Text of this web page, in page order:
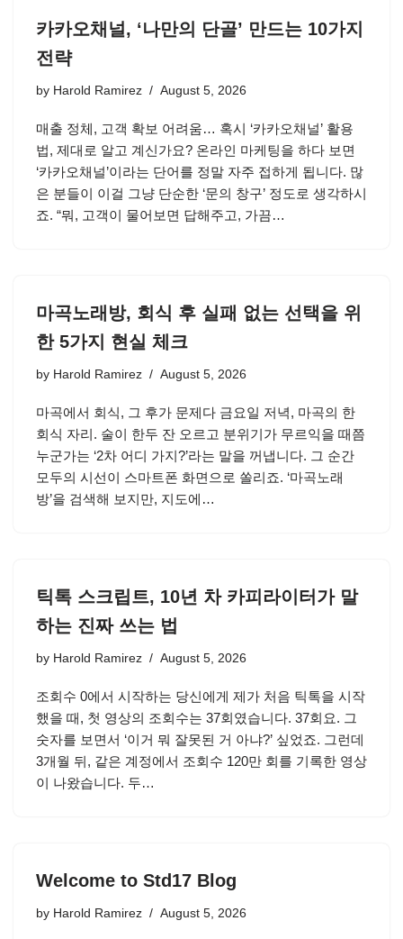
카카오채널, ‘나만의 단골’ 만드는 10가지
전략
by Harold Ramirez August 5, 2026
매출 정체, 고객 확보 어려움… 혹시 ‘카카오채널’ 활용
법, 제대로 알고 계신가요? 온라인 마케팅을 하다 보면
‘카카오채널’이라는 단어를 정말 자주 접하게 됩니다. 많
은 분들이 이걸 그냥 단순한 ‘문의 창구’ 정도로 생각하시
죠. “뭐, 고객이 물어보면 답해주고, 가끔…
마곡노래방, 회식 후 실패 없는 선택을 위
한 5가지 현실 체크
by Harold Ramirez August 5, 2026
마곡에서 회식, 그 후가 문제다 금요일 저녁, 마곡의 한
회식 자리. 술이 한두 잔 오르고 분위기가 무르익을 때쯤
누군가는 ‘2차 어디 가지?’라는 말을 꺼냅니다. 그 순간
모두의 시선이 스마트폰 화면으로 쏠리죠. ‘마곡노래
방’을 검색해 보지만, 지도에…
틱톡 스크립트, 10년 차 카피라이터가 말
하는 진짜 쓰는 법
by Harold Ramirez August 5, 2026
조회수 0에서 시작하는 당신에게 제가 처음 틱톡을 시작
했을 때, 첫 영상의 조회수는 37회였습니다. 37회요. 그
숫자를 보면서 ‘이거 뭐 잘못된 거 아냐?’ 싶었죠. 그런데
3개월 뒤, 같은 계정에서 조회수 120만 회를 기록한 영상
이 나왔습니다. 두…
Welcome to Std17 Blog
by Harold Ramirez August 5, 2026